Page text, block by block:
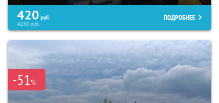
420 руб.
4230руб.
ПОДРОБНЕЕ
-51%